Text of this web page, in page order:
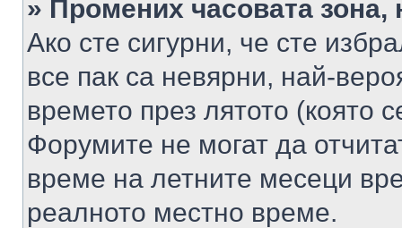
» Промених часовата
Ако сте сигурни, че сте
все пак са невярни, най-
времето през лятото (която
Форумите не могат да
време на летните месеци
реалното местно време.